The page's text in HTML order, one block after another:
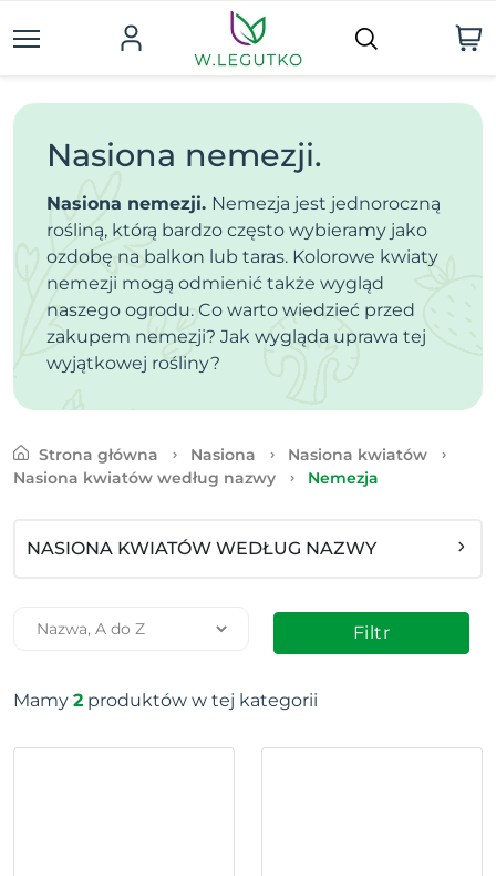
Nasiona nemezji.
Nasiona nemezji. Nemezja jest jednoroczną
rośliną, którą bardzo często wybieramy jako
ozdobę na balkon lub taras. Kolorowe kwiaty
nemezji mogą odmienić także wygląd
naszego ogrodu. Co warto wiedzieć przed
zakupem nemezji? Jak wygląda uprawa tej
wyjątkowej rośliny?
Strona główna Nasiona
Nasiona kwiatów
Nasiona kwiatów według nazwy
Nemezja
NASIONA KWIATÓW WEDŁUG NAZWY
Filtr
Mamy 2 produktów w tej kategorii